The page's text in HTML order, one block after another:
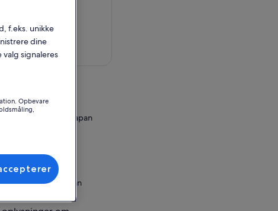
Se på kort
Yamanashi, Japan
Tower
City, Tokyo, Japan
er
f.eks. unikke
dine
signaleres
Opbevare